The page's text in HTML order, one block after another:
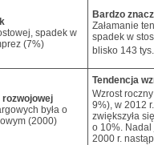
spadek w
(7%)
Bardzo
Załamanie
spadek w
blisko 143
była o
(2000)
Tendencja
Wzrost
9%), w 2012
zwiększyła
o 10%.
2000 r.